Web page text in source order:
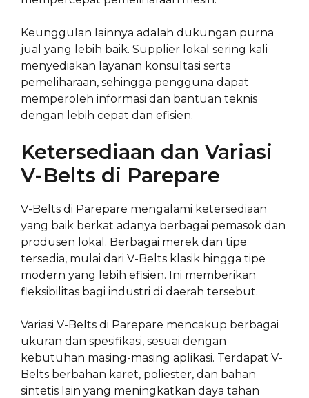
Keunggulan lainnya adalah dukungan purna
jual yang lebih baik. Supplier lokal sering kali
menyediakan layanan konsultasi serta
pemeliharaan, sehingga pengguna dapat
memperoleh informasi dan bantuan teknis
dengan lebih cepat dan efisien.
Ketersediaan dan Variasi
V-Belts di Parepare
V-Belts di Parepare mengalami ketersediaan
yang baik berkat adanya berbagai pemasok dan
produsen lokal. Berbagai merek dan tipe
tersedia, mulai dari V-Belts klasik hingga tipe
modern yang lebih efisien. Ini memberikan
fleksibilitas bagi industri di daerah tersebut.
Variasi V-Belts di Parepare mencakup berbagai
ukuran dan spesifikasi, sesuai dengan
kebutuhan masing-masing aplikasi. Terdapat V-
Belts berbahan karet, poliester, dan bahan
sintetis lain yang meningkatkan daya tahan